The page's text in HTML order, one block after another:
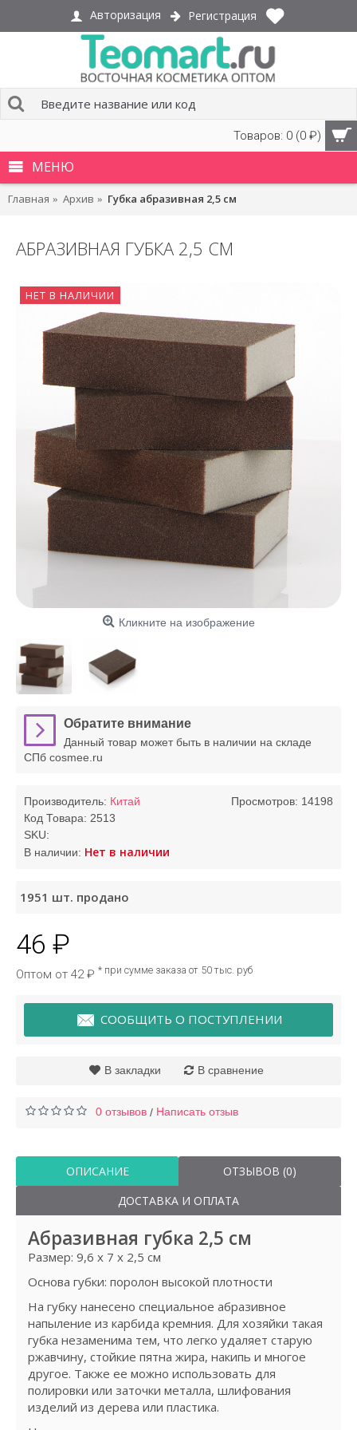
Авторизация Регистрация
Товаров: 0 (0 ₽)
МЕНЮ
Главная Архив Губка абразивная 2,5 см
АБРАЗИВНАЯ ГУБКА 2,5 СМ
НЕТ В НАЛИЧИИ
Кликните на изображение
Обратите внимание
Данный товар может быть в наличии на складе
СПб cosmee.ru
Просмотров: 14198
Производитель: Китай
Код Товара: 2513
SKU:
В наличии: Нет в наличии
1951 шт. продано
46 ₽
Оптом от 42 ₽ * при сумме заказа от 50 тыс. руб
СООБЩИТЬ О ПОСТУПЛЕНИИ
В закладки В сравнение
0 отзывов / Написать отзыв
ОПИСАНИЕ
ОТЗЫВОВ (0)
ДОСТАВКА И ОПЛАТА
Абразивная губка 2,5 см
Размер: 9,6 х 7 х 2,5 см
Основа губки: поролон высокой плотности
На губку нанесено специальное абразивное
напыление из карбида кремния. Для хозяйки такая
губка незаменима тем, что легко удаляет старую
ржавчину, стойкие пятна жира, накипь и многое
другое. Также ее можно использовать для
полировки или заточки металла, шлифования
изделий из дерева или пластика.